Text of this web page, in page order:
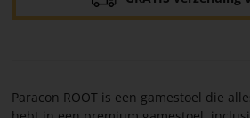
Paracon ROOT is een gamestoel die